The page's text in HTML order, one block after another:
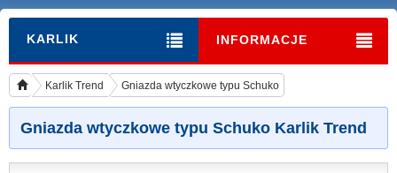
KARLIK INFORMACJE
Karlik Trend Gniazda wtyczkowe typu Schuko
Gniazda wtyczkowe typu Schuko Karlik Trend